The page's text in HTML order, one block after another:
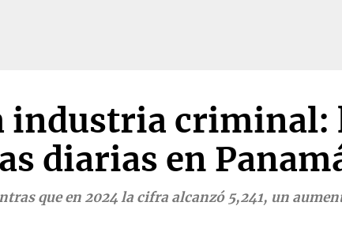
industria criminal:
diarias en
que en 2024 la cifra alcanzó 5,241, un